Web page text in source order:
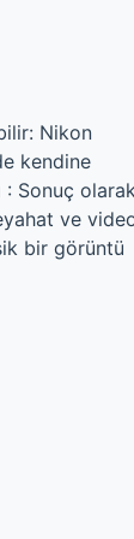
Nikon
kendine
: Sonuç
ve
bir görüntü